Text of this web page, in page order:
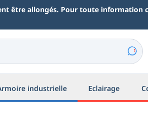
être allongés. Pour toute information
industrielle Eclairage